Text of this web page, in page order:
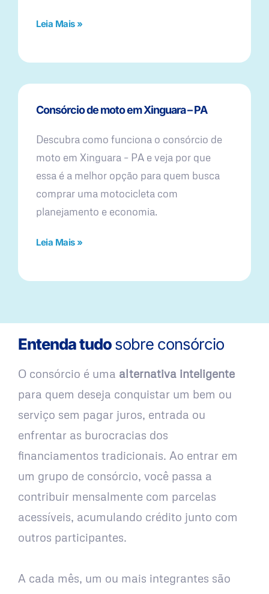
Leia Mais »
Consórcio de moto em Xinguara – PA
Descubra como funciona o consórcio de
moto em Xinguara – PA e veja por que
essa é a melhor opção para quem busca
comprar uma motocicleta com
planejamento e economia.
Leia Mais »
Entenda tudosobre consórcio
O consórcio é uma alternativa inteligente
para quem deseja conquistar um bem ou
serviço sem pagar juros, entrada ou
enfrentar as burocracias dos
financiamentos tradicionais. Ao entrar em
um grupo de consórcio, você passa a
contribuir mensalmente com parcelas
acessíveis, acumulando crédito junto com
outros participantes.
A cada mês, um ou mais integrantes são